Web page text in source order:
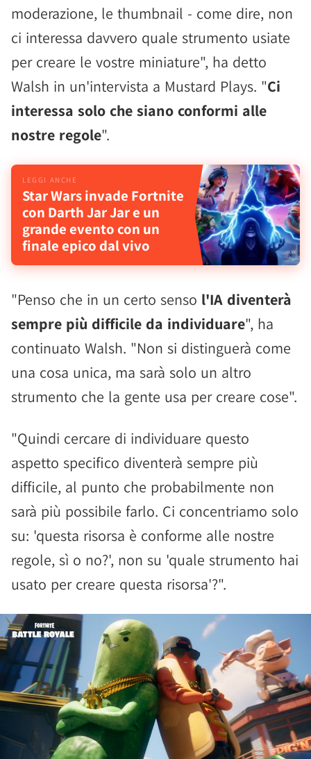
moderazione, le thumbnail - come dire, non
ci interessa davvero quale strumento usiate
per creare le vostre miniature", ha detto
Walsh in un'intervista a Mustard Plays. "Ci
interessa solo che siano conformi alle
nostre regole".
Star Wars invade Fortnite
con Darth Jar Jar e un
grande evento con un
finale epico dal vivo
"Penso che in un certo senso l'IA diventerà
sempre più difficile da individuare", ha
continuato Walsh. "Non si distinguerà come
una cosa unica, ma sarà solo un altro
strumento che la gente usa per creare cose".
"Quindi cercare di individuare questo
aspetto specifico diventerà sempre più
difficile, al punto che probabilmente non
sarà più possibile farlo. Ci concentriamo solo
su: 'questa risorsa è conforme alle nostre
regole, sì o no?', non su 'quale strumento hai
usato per creare questa risorsa'?".